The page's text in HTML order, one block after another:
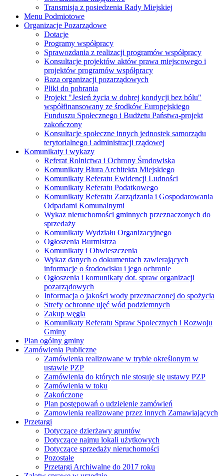
Transmisja z posiedzenia Rady Miejskiej
Menu Podmiotowe
Organizacje Pozarządowe
Dotacje
Programy współpracy
Sprawozdania z realizacji programów współpracy
Konsultacje projektów aktów prawa miejscowego i
projektów programów współpracy
Baza organizacji pozarządowych
Pliki do pobrania
Projekt "Jesień życia w dobrej kondycji bez bólu"
współfinansowany ze środków Europejskiego
Funduszu Społecznego i Budżetu Państwa-projekt
zakończony
Konsultacje społeczne innych jednostek samorządu
terytorialnego i administracji rządowej
Komunikaty i wykazy
Referat Rolnictwa i Ochrony Środowiska
Komunikaty Biura Architekta Miejskiego
Komunikaty Referatu Ewidencji Ludności
Komunikaty Referatu Podatkowego
Komunikaty Referatu Zarządzania i Gospodarowania
Odpadami Komunalnymi
Wykaz nieruchomości gminnych przeznaczonych do
sprzedaży
Komunikaty Wydziału Organizacyjnego
Ogłoszenia Burmistrza
Komunikaty i Obwieszczenia
Wykaz danych o dokumentach zawierających
informacje o środowisku i jego ochronie
Ogłoszenia i komunikaty dot. spraw organizacji
pozarządowych
Informacja o jakości wody przeznaczonej do spożycia
Strefy ochronne ujęć wód podziemnych
Zakup węgla
Komunikaty Referatu Spraw Spolecznych i Rozwoju
Gminy
Plan ogólny gminy
Zamówienia Publiczne
Zamówienia realizowane w trybie określonym w
ustawie PZP
Zamówienia do których nie stosuje się ustawy PZP
Zamówienia w toku
Zakończone
Plan postępowań o udzielenie zamówień
Zamowienia realizowane przez innych Zamawiających
Przetargi
Dotyczące dzierżawy gruntów
Dotyczące najmu lokali użytkowych
Dotyczące sprzedaży nieruchomości
Pozostałe
Przetargi Archiwalne do 2017 roku